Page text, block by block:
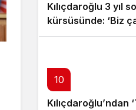
Kılıçdaroğlu 3 yıl
kürsüsünde: ‘Biz
bilmeyiz’
10
Kılıçdaroğlu’ndan